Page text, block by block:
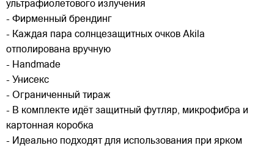
ультрафиолетового излучения
- Фирменный брендинг
- Каждая пара солнцезащитных очков Akila
отполирована вручную
- Handmade
- Унисекс
- Ограниченный тираж
- В комплекте идёт защитный футляр, микрофибра и
картонная коробка
- Идеально подходят для использования при ярком